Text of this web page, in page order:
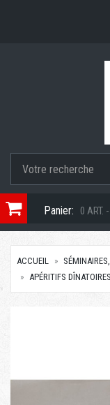
Panier: 0 ART.
ACCUEIL
APÉRITIFS DÎNATOIRES